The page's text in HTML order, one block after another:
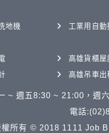
地機 工業用自動
高雄貨櫃屋
高雄吊車出
~ 週五8:30 ~ 21:00，週
電話
權所有 © 2018 1111 Job